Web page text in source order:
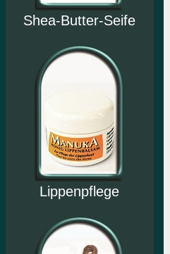
Shea-Butter-Seife
Lippenpflege